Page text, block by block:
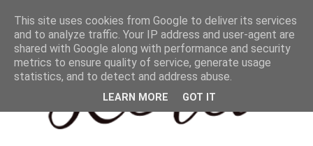
This site uses cookies from Google to deliver its services
and to analyze traffic. Your IP address and user-agent are
shared with Google along with performance and security
metrics to ensure quality of service, generate usage
statistics, and to detect and address abuse.
LEARN MORE GOT IT